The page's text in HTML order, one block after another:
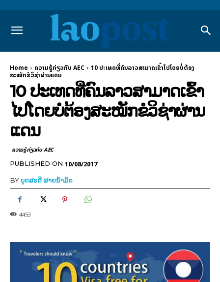
Home ຄວາມຮູ້ກ່ຽວກັບ AEC
10 ປະເທດທີ່ຄົນລາວສາມາດເຂົ້າໄປໂດຍບໍ່ຕ້ອງ
ສະໝັກຂໍວິຊ່າຜ່ານແດນ
10 ປະເທດທີ່ຄົນລາວສາມາດເຂົ້າ
ໄປໂດຍບໍ່ຕ້ອງສະໝັກຂໍວິຊ່າຜ່ານ
ແດນ
ຄວາມຮູ້ກ່ຽວກັບ AEC
PUBLISHED ON 10/08/2017
BYບຸດສະດີ ສາຍນ້ຳມັດ
4453